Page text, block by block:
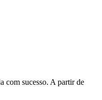
com sucesso. A partir de